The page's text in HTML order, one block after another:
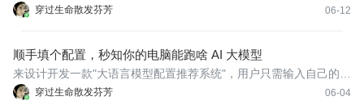
穿过生命散发芬芳 06-12
序。
顺手填个配置，秒知你的电脑能跑啥 AI 大模型
穿过生命散发芬芳 06-04
来设计开发一款"大语言模型配置推荐系统"，用户只需输入自己的硬
件配置信息，系统即可智能推荐适合的大语言模型并提供详细的安